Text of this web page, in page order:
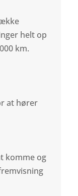
helt op
km.
at hører
komme og